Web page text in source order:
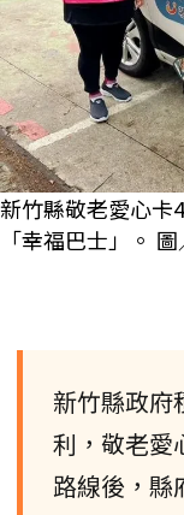
新竹縣敬老愛心卡
「幸福巴士」。
新竹縣政府
利，敬老愛
路線後，縣